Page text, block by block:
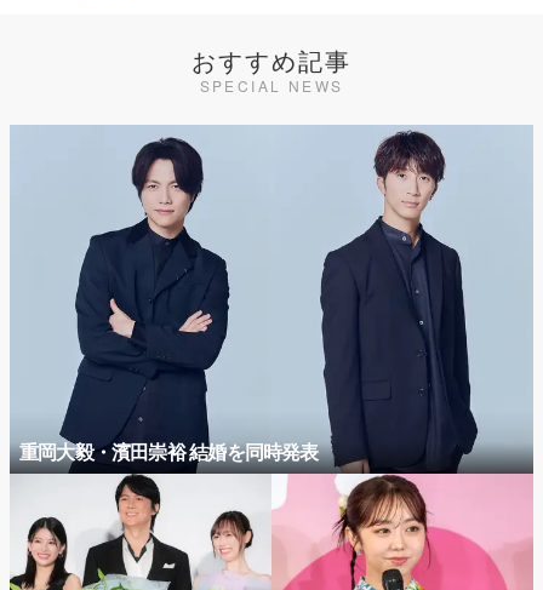
おすすめ記事
SPECIAL NEWS
重岡大毅・濱田崇裕 結婚を同時発表